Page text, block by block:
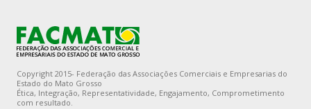
Copyright 2015- Federação das Associações Comerciais e Empresarias do
Estado do Mato Grosso
Ética, Integração, Representatividade, Engajamento, Comprometimento
com resultado.